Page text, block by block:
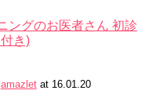
ングのお医者さん 初診
き)
amazletat 16.01.20